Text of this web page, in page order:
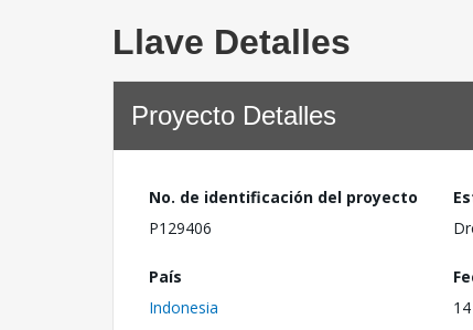
Llave Detalles
Proyecto Detalles
No. de identificación del proyecto
P129406
País
Indonesia